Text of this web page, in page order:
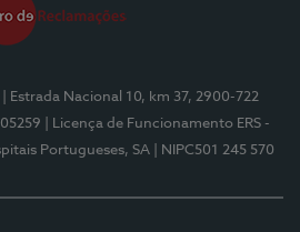
| Estrada Nacional 10, km 37, 2900-722
| Licença de Funcionamento ERS -
Portugueses, SA | NIPC501 245 570